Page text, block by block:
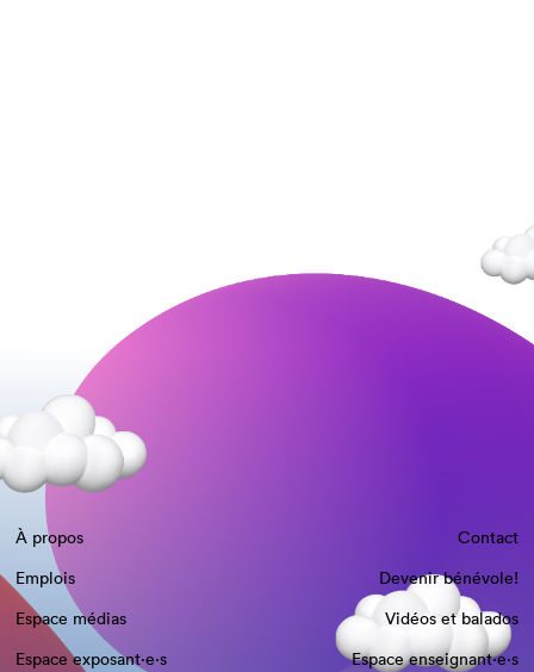
À propos
Contact
Emplois
Devenir bénévole!
Espace médias
Vidéos et balados
Espace exposant·e⋅s
Espace enseignant·e⋅s